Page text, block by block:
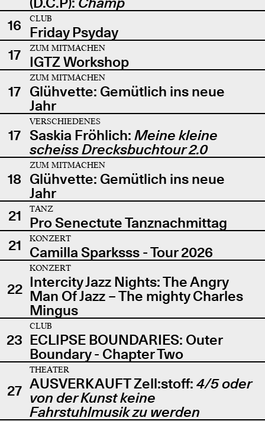
16
CLUB
Friday Psyday
17
ZUM MITMACHEN
IGTZ Workshop
17
ZUM MITMACHEN
Glühvette: Gemütlich ins neue
Jahr
17
VERSCHIEDENES
Saskia Fröhlich: Meine kleine
scheiss Drecksbuchtour 2.0
18
ZUM MITMACHEN
Glühvette: Gemütlich ins neue
Jahr
21
TANZ
Pro Senectute Tanznachmittag
21
KONZERT
Camilla Sparksss - Tour 2026
22
KONZERT
Intercity Jazz Nights: The Angry
Man Of Jazz – The mighty Charles
Mingus
23
CLUB
ECLIPSE BOUNDARIES: Outer
Boundary - Chapter Two
27
THEATER
AUSVERKAUFT Zell:stoff: 4/5 oder
von der Kunst keine
Fahrstuhlmusik zu werden